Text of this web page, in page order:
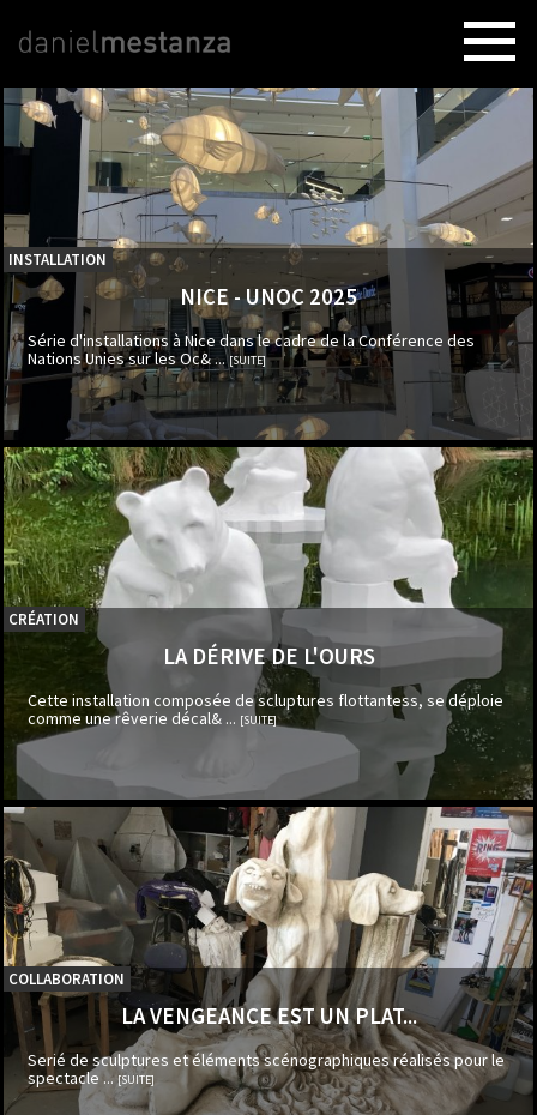
INSTALLATION
NICE - UNOC 2025
Série d'installations à Nice dans le cadre de la Conférence des
Nations Unies sur les Oc& ...[SUITE]
CRÉATION
LA DÉRIVE DE L'OURS
Cette installation composée de scluptures flottantess, se déploie
comme une rêverie décal& ... [SUITE]
COLLABORATION
LA VENGEANCE EST UN PLAT...
Serié de sculptures et éléments scénographiques réalisés pour le
spectacle ... [SUITE]